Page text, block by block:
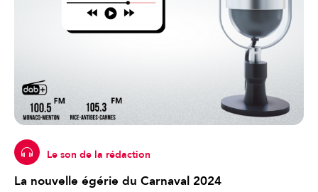
Le son de la rédaction
La nouvelle égérie du Carnaval 2024